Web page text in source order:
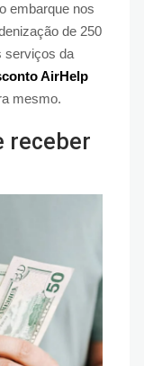
embarque nos
de 250
serviços da
AirHelp
mesmo.
receber